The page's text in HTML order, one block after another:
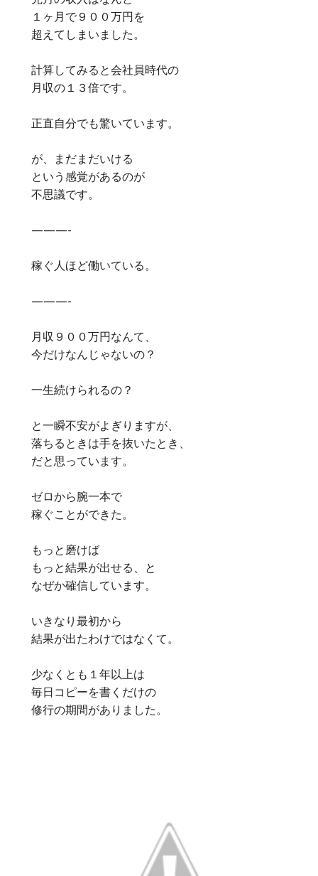
１ヶ月で９００万円を
超えてしまいました。
計算してみると会社員時代の
月収の１３倍です。
正直自分でも驚いています。
が、まだまだいける
という感覚があるのが
不思議です。
———-
稼ぐ人ほど働いている。
———-
月収９００万円なんて、
今だけなんじゃないの？
一生続けられるの？
と一瞬不安がよぎりますが、
落ちるときは手を抜いたとき、
だと思っています。
ゼロから腕一本で
稼ぐことができた。
もっと磨けば
もっと結果が出せる、と
なぜか確信しています。
いきなり最初から
結果が出たわけではなくて。
少なくとも１年以上は
毎日コピーを書くだけの
修行の期間がありました。